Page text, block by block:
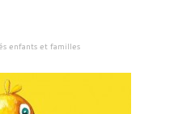
enfants et familles